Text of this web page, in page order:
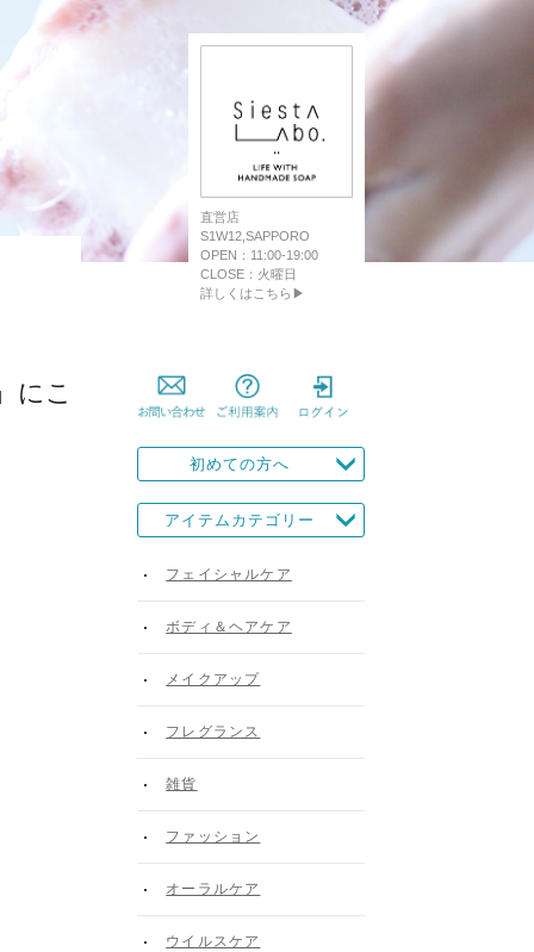
直営店
S1W12,SAPPORO
OPEN：11:00-19:00
CLOSE：火曜日
詳しくはこちら▶
にこ
初めての方へ
アイテムカテゴリー
フェイシャルケア
ボディ＆ヘアケア
メイクアップ
フレグランス
雑貨
ファッション
オーラルケア
ウイルスケア